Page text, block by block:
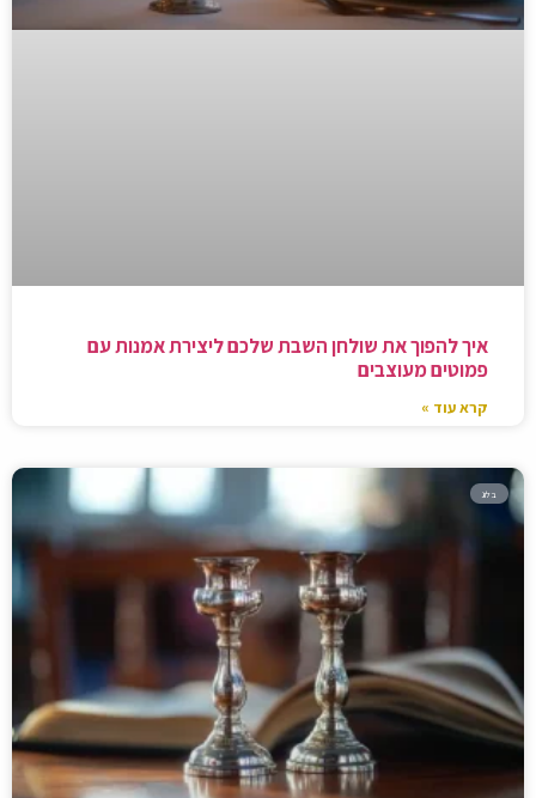
איך להפוך את שולחן השבת שלכם ליצירת אמנות עם
פמוטים מעוצבים
קרא עוד »
בלוג